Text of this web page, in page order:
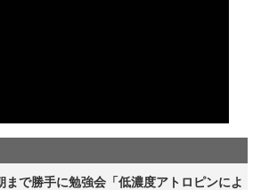
まで勝手に勉強会「低濃度アトロピンによ